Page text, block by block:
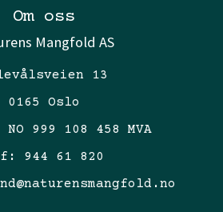
Om oss
Mangfold AS
13
0165 Oslo
999 108 458 MVA
944 61 820